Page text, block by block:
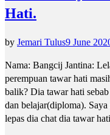
Hati.
by Jemari Tulus9 June
Nama: Bangcij Jantina:
perempuan tawar hati
balik? Dia tawar hati
dan belajar(diploma).
lepas dia chat dia tawar